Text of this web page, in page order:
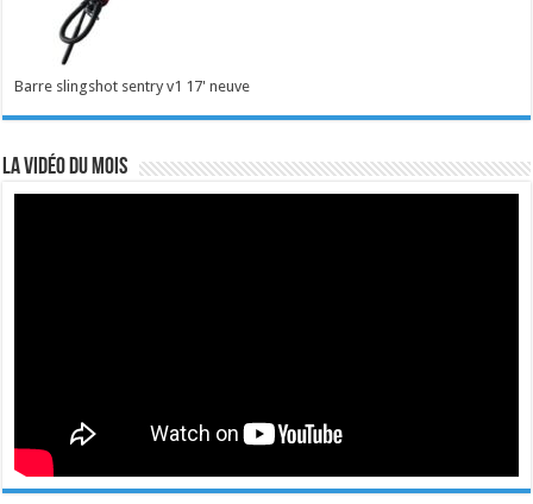
Barre slingshot sentry v1 17' neuve
La vidéo du mois